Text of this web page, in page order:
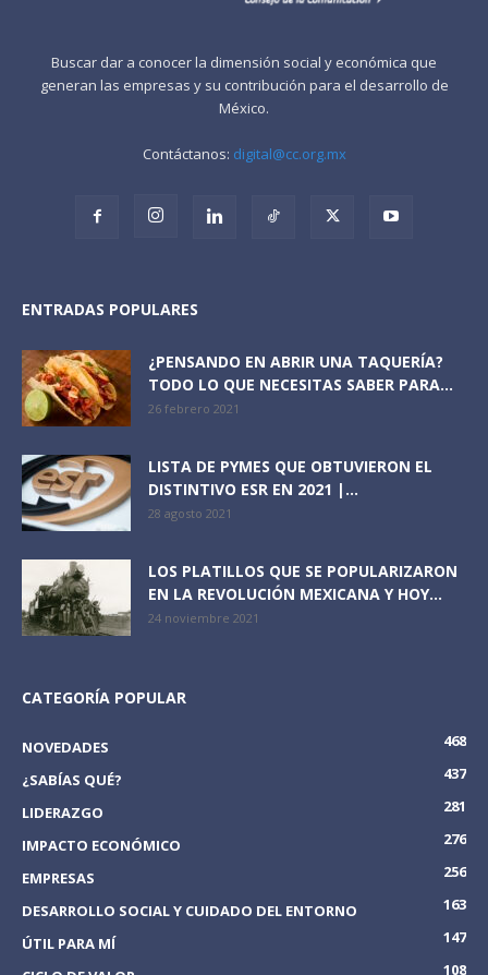
Buscar dar a conocer la dimensión social y económica que
generan las empresas y su contribución para el desarrollo de
México.
Contáctanos: digital@cc.org.mx
ENTRADAS POPULARES
¿PENSANDO EN ABRIR UNA TAQUERÍA?
TODO LO QUE NECESITAS SABER PARA...
26 febrero 2021
LISTA DE PYMES QUE OBTUVIERON EL
DISTINTIVO ESR EN 2021 |...
28 agosto 2021
LOS PLATILLOS QUE SE POPULARIZARON
EN LA REVOLUCIÓN MEXICANA Y HOY...
24 noviembre 2021
CATEGORÍA POPULAR
NOVEDADES
468
¿SABÍAS QUÉ?
437
LIDERAZGO
281
IMPACTO ECONÓMICO
276
EMPRESAS
256
DESARROLLO SOCIAL Y CUIDADO DEL ENTORNO
163
ÚTIL PARA MÍ
147
108